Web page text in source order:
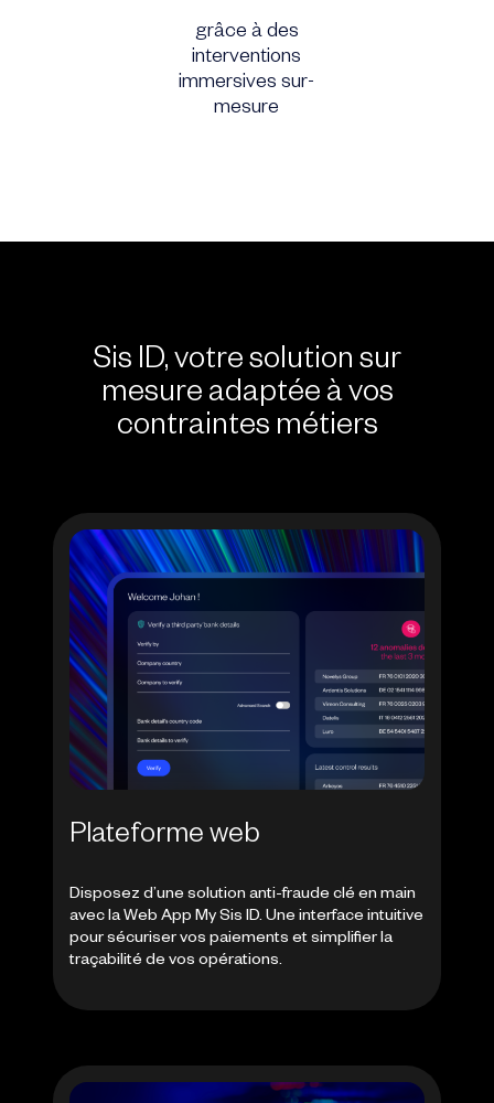
grâce à des
interventions
immersives sur-
mesure
Sis ID, votre solution sur
mesure adaptée à vos
contraintes métiers
Plateforme web
Disposez d’une solution anti-fraude clé en main
avec la Web App My Sis ID. Une interface intuitive
pour sécuriser vos paiements et simplifier la
traçabilité de vos opérations.